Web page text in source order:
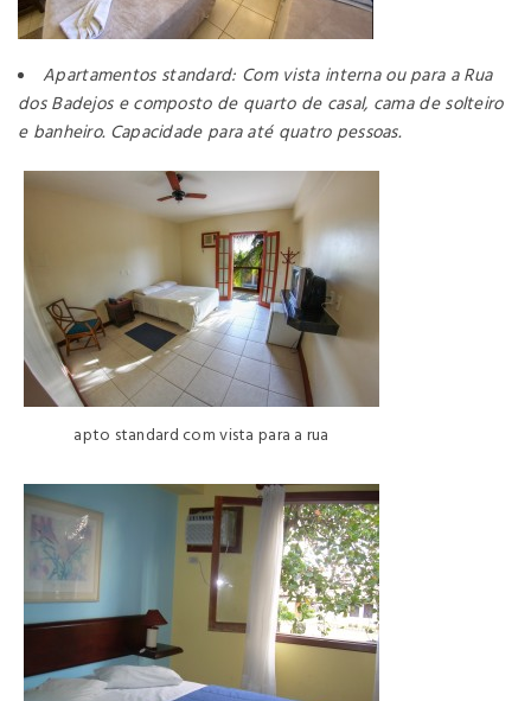
Apartamentos standard: Com vista interna ou para a Rua
dos Badejos e composto de quarto de casal, cama de solteiro
e banheiro. Capacidade para até quatro pessoas.
apto standard com vista para a rua